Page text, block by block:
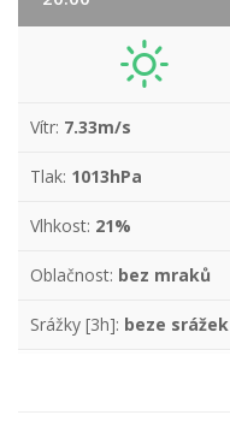
Vítr: 7.33m/s
Tlak: 1013hPa
Vlhkost: 21%
Oblačnost: bez mraků
Srážky [3h]: beze srážek